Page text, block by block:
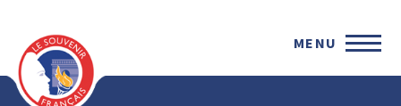
MENU